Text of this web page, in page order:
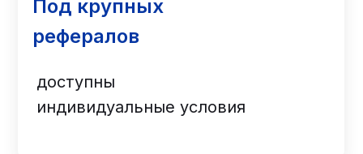
доступны
индивидуальные условия
Под крупных
рефералов